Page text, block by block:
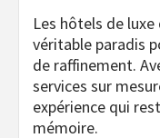
Les hôtels de
véritable paradis
de raffinement.
services sur
expérience qui
mémoire.